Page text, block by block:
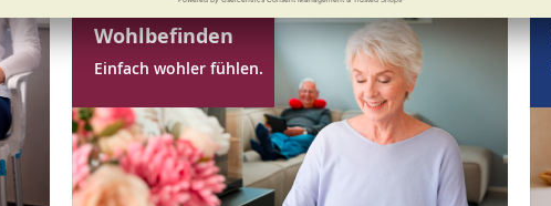
Wohlbefinden
Einfach wohler fühlen.